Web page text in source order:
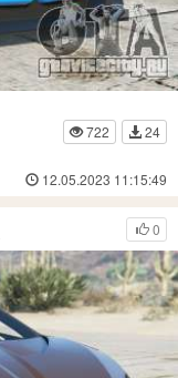
722
24
12.05.2023 11:15:49
0